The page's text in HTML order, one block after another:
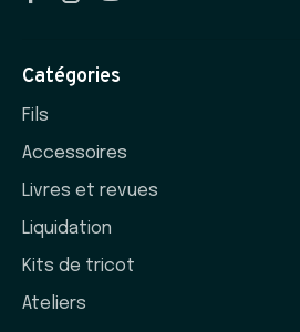
Catégories
Fils
Accessoires
Livres et revues
Liquidation
Kits de tricot
Ateliers